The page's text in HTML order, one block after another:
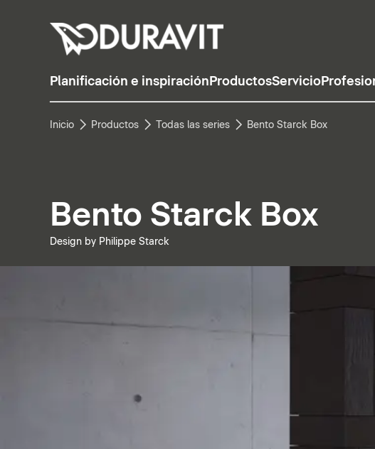
Planificación e inspiración ProductosServicio
Inicio Productos Todas las series Bento Starck Box
Bento Starck Box
Design by Philippe Starck